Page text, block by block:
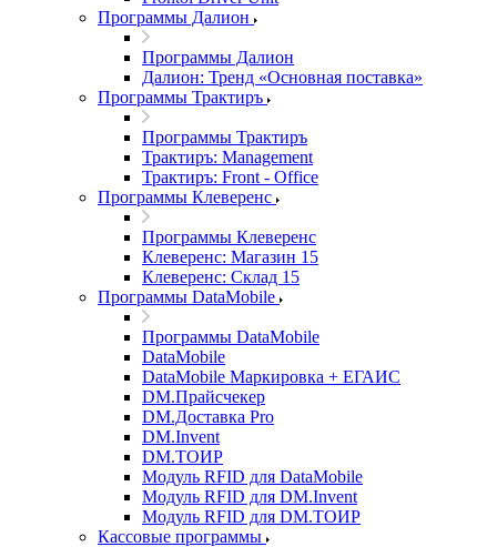
Программы Далион
Программы Далион
Далион: Тренд «Основная поставка»
Программы Трактиръ
Программы Трактиръ
Трактиръ: Management
Трактиръ: Front - Office
Программы Клеверенс
Программы Клеверенс
Клеверенс: Магазин 15
Клеверенс: Склад 15
Программы DataMobile
Программы DataMobile
DataMobile
DataMobile Маркировка + ЕГАИС
DM.Прайсчекер
DM.Доставка Pro
DM.Invent
DM.ТОИР
Модуль RFID для DataMobile
Модуль RFID для DM.Invent
Модуль RFID для DM.ТОИР
Кассовые программы